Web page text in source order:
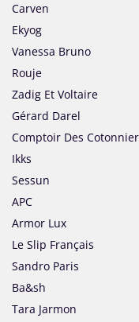
Carven
Ekyog
Vanessa Bruno
Rouje
Zadig Et Voltaire
Gérard Darel
Comptoir Des
Ikks
Sessun
APC
Armor Lux
Le Slip Français
Sandro Paris
Ba&sh
Tara Jarmon